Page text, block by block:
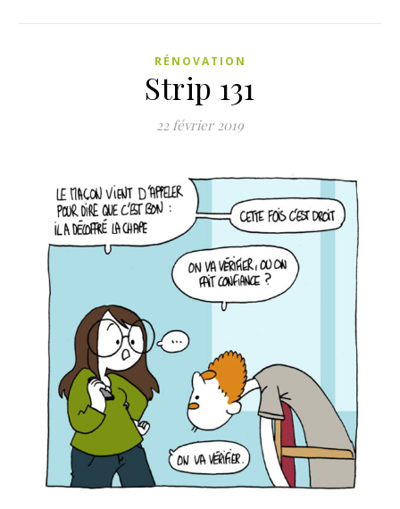
RÉNOVATION
Strip 131
22 février 2019